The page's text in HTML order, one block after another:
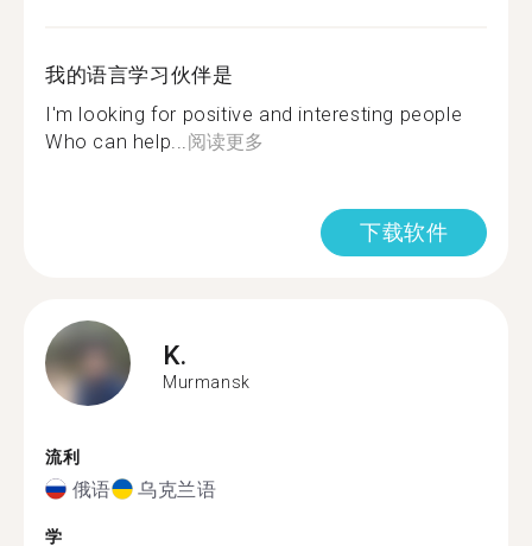
我的语言学习伙伴是
I'm looking for positive and interesting people
Who can help...阅读更多
下载软件
K.
Murmansk
流利
俄语 乌克兰语
学